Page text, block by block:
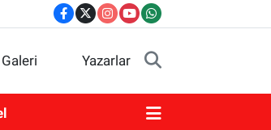
Yazarlar